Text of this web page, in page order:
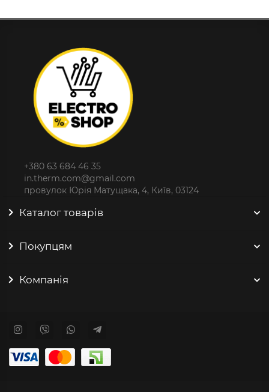
+380 63 684 46 35
in.therm.com@gmail.com
провулок Юрія Матущака, 4, Київ, 03124
Каталог товарів
Покупцям
Компанія